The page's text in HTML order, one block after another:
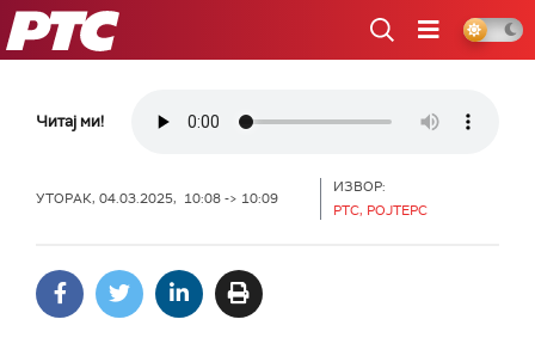
РТС
Читај ми!
УТОРАК, 04.03.2025, 10:08 -> 10:09
ИЗВОР:
РТС, РОЈТЕРС